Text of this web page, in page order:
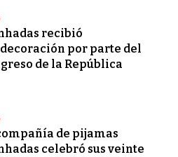
recibió
por parte del
de la República
de pijamas
celebró sus veinte